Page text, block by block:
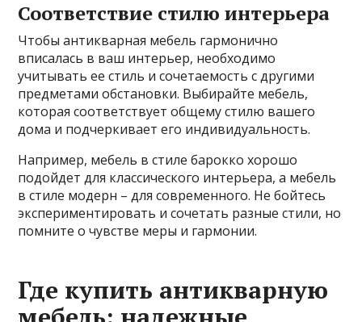
Соответствие стилю интерьера
Чтобы антикварная мебель гармонично
вписалась в ваш интерьер, необходимо
учитывать ее стиль и сочетаемость с другими
предметами обстановки. Выбирайте мебель,
которая соответствует общему стилю вашего
дома и подчеркивает его индивидуальность.
Например, мебель в стиле барокко хорошо
подойдет для классического интерьера, а мебель
в стиле модерн – для современного. Не бойтесь
экспериментировать и сочетать разные стили, но
помните о чувстве меры и гармонии.
Где купить антикварную